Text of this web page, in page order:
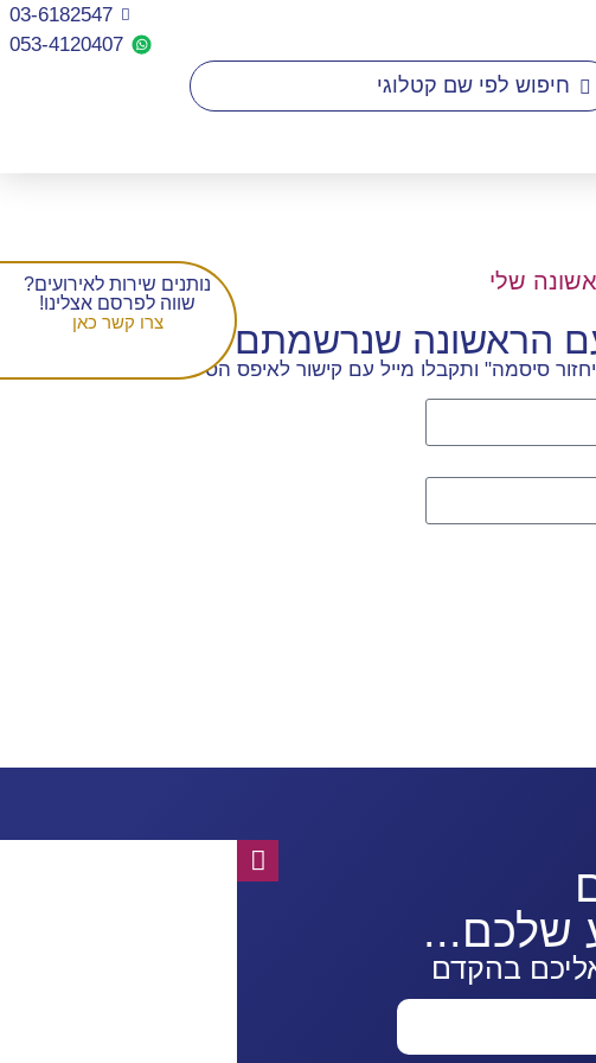
03-6182547
053-4120407​
שלי
הראשונה שנרשמתם
סיסמה" ותקבלו מייל עם קישור לאיפס הסיסמה.
שלכם...
בהקדם
נותנים שירות לאירועים?
שווה לפרסם אצלינו!
צרו קשר כאן